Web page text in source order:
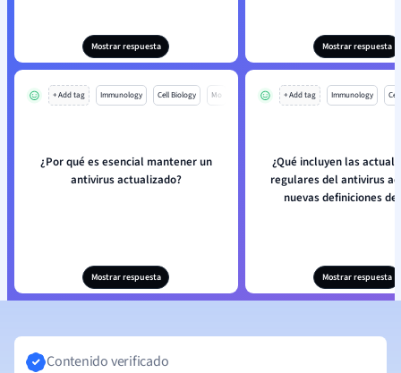
Mostrar respuesta Mostrar respuesta
+ Add tag Immunology Cell Biology Mo
¿Por qué es esencial mantener un
antivirus actualizado?
Mostrar respuesta
+ Add tag Immunology
¿Qué incluyen las
regulares del antivirus
nuevas definiciones de
Mostrar respuesta
Contenido verificado